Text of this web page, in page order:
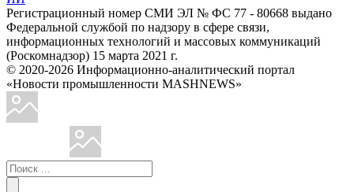
Регистрационный номер СМИ ЭЛ № ФС 77 - 80668 выдано
Федеральной службой по надзору в сфере связи,
информационных технологий и массовых коммуникаций
(Роскомнадзор) 15 марта 2021 г.
© 2020-2026 Информационно-аналитический портал
«Новости промышленности MASHNEWS»